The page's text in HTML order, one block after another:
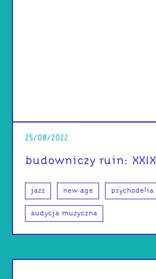
25/08/2022
budowniczy ruin: XXIX
jazz new age psychodelia
audycja muzyczna